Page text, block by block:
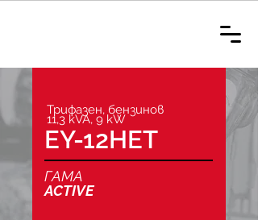
Трифазен, бензинов
11,3 kVA, 9 kW
EY-12HET
ГАМА
ACTIVE